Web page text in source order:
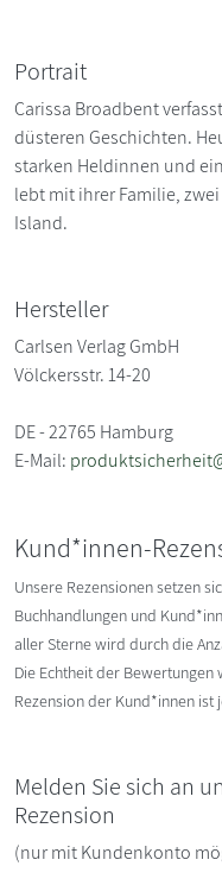
Portrait
Carissa Broadbent
düsteren Geschichten.
starken Heldinnen und
lebt mit ihrer Familie,
Island.
Hersteller
Carlsen Verlag GmbH
Völckersstr. 14-20
DE - 22765 Hamburg
E-Mail:
Kund*innen-
Unsere Rezensionen setzen
Buchhandlungen und
aller Sterne wird durch die
Die Echtheit der
Rezension der Kund*innen
Melden Sie sich an
Rezension
(nur mit Kundenkonto